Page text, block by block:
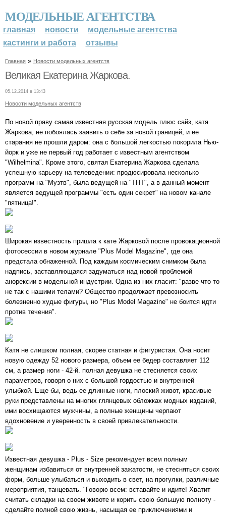
МОДЕЛЬНЫЕ АГЕНТСТВА
главная новости
модельные агентства
кастинги и работа
отзывы
Главная » Новости модельных агентств
Великая Екатерина Жаркова.
05.12.2014 в 13:43
Новости модельных агентств
По новой праву самая известная русская модель плюс сайз, катя
Жаркова, не побоялась заявить о себе за новой границей, и ее
старания не прошли даром: она с большой легкостью покорила Нью-
йорк и уже не первый год работает с известным агентством
"Wilhelmina". Кроме этого, святая Екатерина Жаркова сделала
успешную карьеру на телеведении: продюсировала несколько
программ на "Музтв", была ведущей на "ТНТ", а в данный момент
является ведущей программы "есть один секрет" на новом канале
"пятница!".
Широкая известность пришла к кате Жарковой после провокационной
фотосессии в новом журнале "Plus Model Magazine", где она
предстала обнаженной. Под каждым космическим снимком была
надпись, заставляющаяся задуматься над новой проблемой
анорексии в модельной индустрии. Одна из них гласит: "разве что-то
не так с нашими телами? Общество продолжает превозносить
болезненно худые фигуры, но "Plus Model Magazine" не боится идти
против течения".
Катя не слишком полная, скорее статная и фигуристая. Она носит
новую одежду 52 нового размера, объем ее бедер составляет 112
см, а размер ноги - 42-й. полная девушка не стесняется своих
параметров, говоря о них с большой гордостью и внутренней
улыбкой. Еще бы, ведь ее длинные ноги, плоский живот, красивые
руки представлены на многих глянцевых обложках модных изданий,
ими восхищаются мужчины, а полные женщины черпают
вдохновение и уверенность в своей привлекательности.
Известная девушка - Plus - Size рекомендует всем полным
женщинам избавиться от внутренней зажатости, не стесняться своих
форм, больше улыбаться и выходить в свет, на прогулки, различные
мероприятия, танцевать. "Говорю всем: вставайте и идите! Хватит
считать складки на своем животе и корить свою большую полноту -
сделайте полной свою жизнь, насыщая ее приключениями и